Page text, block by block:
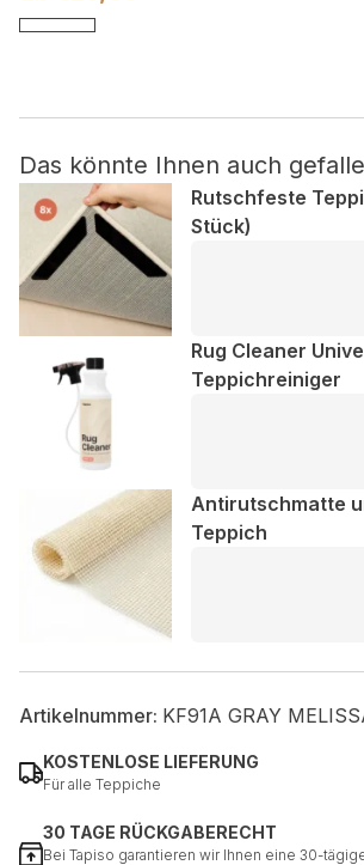
Das könnte Ihnen auch
Rutschfeste
Stück)
Rug Cleaner
Teppichreiniger
Antirutschmatte
Teppich
Artikelnummer: KF91A GRAY
KOSTENLOSE LIEFERUNG
Für alle Teppiche
30 TAGE RÜCKGABERECHT
Bei Tapiso garantieren wir Ihnen eine 30-
wurden.
Alle ablehnen
Meine Einstellungen